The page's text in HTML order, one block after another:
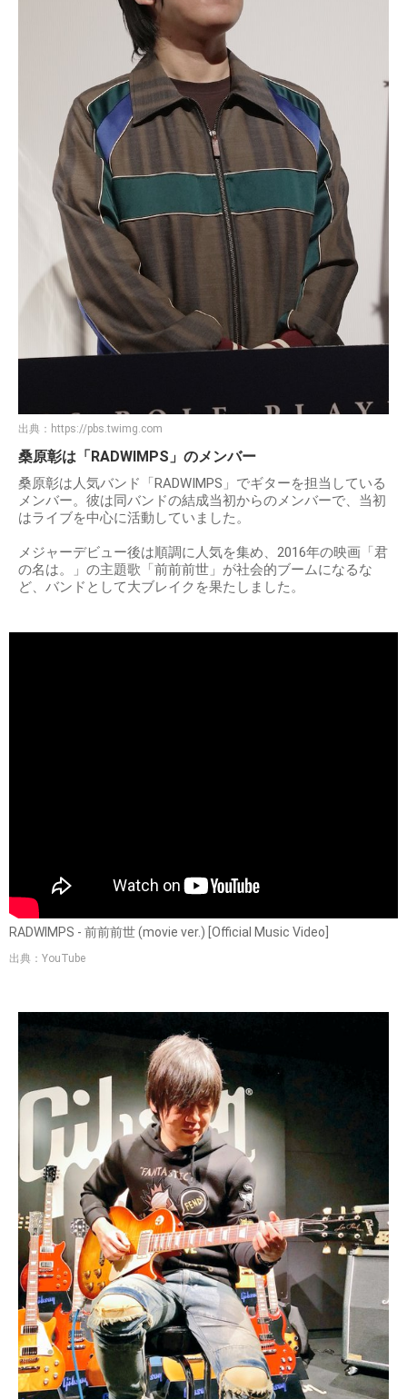
出典： https://pbs.twimg.com
桑原彰は「RADWIMPS」のメンバー
桑原彰は人気バンド「RADWIMPS」でギターを担当している
メンバー。彼は同バンドの結成当初からのメンバーで、当初
はライブを中心に活動していました。
メジャーデビュー後は順調に人気を集め、2016年の映画「君
の名は。」の主題歌「前前前世」が社会的ブームになるな
ど、バンドとして大ブレイクを果たしました。
RADWIMPS - 前前前世 (movie ver.) [Official Music Video]
出典：YouTube